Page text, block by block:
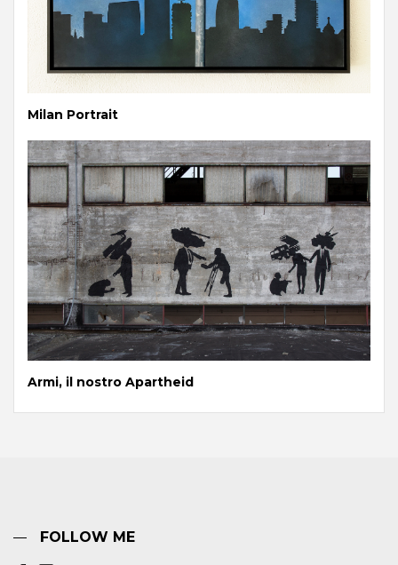
Milan Portrait
Armi, il nostro Apartheid
FOLLOW ME